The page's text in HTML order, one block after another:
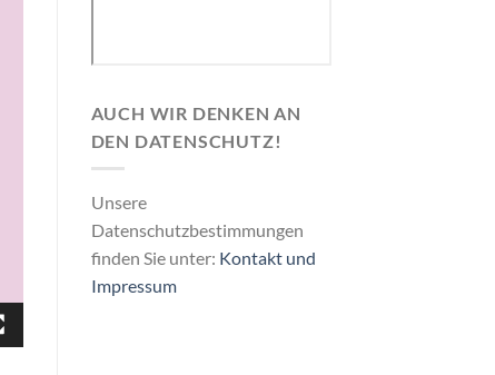
AUCH WIR DENKEN AN
DEN DATENSCHUTZ!
Unsere
Datenschutzbestimmungen
finden Sie unter: Kontakt und
Impressum